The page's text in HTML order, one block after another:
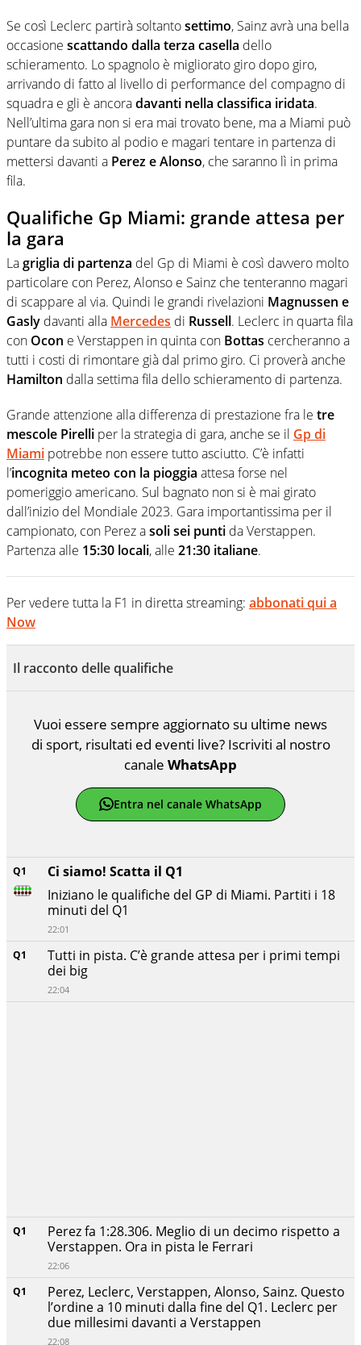
Se così Leclerc partirà soltantosettimo, Sainz avrà una bella
occasione scattando dalla terza casella dello
schieramento. Lo spagnolo è migliorato giro dopo giro,
arrivando di fatto al livello di performance del compagno di
squadra e gli è ancoradavanti nella classifica iridata.
Nell’ultima gara non si era mai trovato bene, ma a Miami può
puntare da subito al podio e magari tentare in partenza di
mettersi davanti a Perez e Alonso, che saranno lì in prima
fila.
Qualifiche Gp Miami: grande attesa per
la gara
Lagriglia di partenza del Gp di Miami è così davvero molto
particolare con Perez, Alonso e Sainz che tenteranno magari
di scappare al via. Quindi le grandi rivelazioni Magnussen e
Gasly davanti alla Mercedes di Russell. Leclerc in quarta fila
con Ocon e Verstappen in quinta con Bottas cercheranno a
tutti i costi di rimontare già dal primo giro. Ci proverà anche
Hamilton dalla settima fila dello schieramento di partenza.
Grande attenzione alla differenza di prestazione fra le tre
mescole Pirelli per la strategia di gara, anche se il Gp di
Miami potrebbe non essere tutto asciutto. C’è infatti
l’incognita meteo con la pioggia attesa forse nel
pomeriggio americano. Sul bagnato non si è mai girato
dall’inizio del Mondiale 2023. Gara importantissima per il
campionato, con Perez asoli sei punti da Verstappen.
Partenza alle 15:30 locali, alle 21:30 italiane.
Per vedere tutta la F1 in diretta streaming: abbonati qui a
Now
Il racconto delle qualifiche
Q1
Perez, Leclerc, Verstappen, Alonso, Sainz. Questo
l’ordine a 10 minuti dalla fine del Q1. Leclerc per
due millesimi davanti a Verstappen
22:08
Q1
Perez fa 1:28.306. Meglio di un decimo rispetto a
Verstappen. Ora in pista le Ferrari
22:06
Q1
Tutti in pista. C’è grande attesa per i primi tempi
dei big
22:04
Q1
Ci siamo! Scatta il Q1
Iniziano le qualifiche del GP di Miami. Partiti i 18
minuti del Q1
22:01
Vuoi essere sempre aggiornato su ultime news
di sport, risultati ed eventi live? Iscriviti al nostro
canale WhatsApp
Entra nel canale WhatsApp